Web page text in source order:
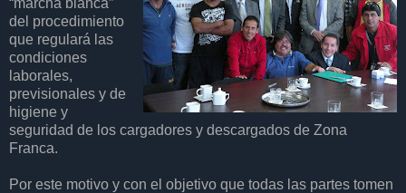
del procedimiento
que regulará las
condiciones
laborales,
previsionales y de
higiene y
seguridad de los cargadores y descargados de Zona
Franca.
Por este motivo y con el objetivo que todas las partes tomen